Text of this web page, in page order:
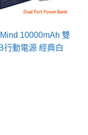
10000mAh 雙
行動電源 經典白